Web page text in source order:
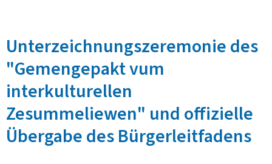
i
t
e
Unterzeichnungszeremonie des
"Gemengepakt vum
interkulturellen
Zesummeliewen" und offizielle
Übergabe des Bürgerleitfadens